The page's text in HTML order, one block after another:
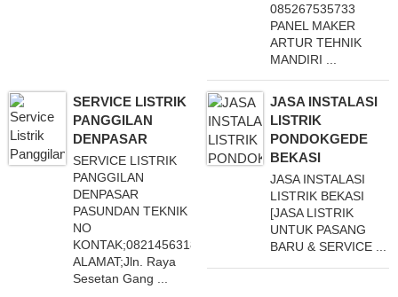
085267535733
PANEL MAKER
ARTUR TEHNIK
MANDIRI ...
SERVICE LISTRIK
PANGGILAN
DENPASAR
SERVICE LISTRIK
PANGGILAN
DENPASAR
PASUNDAN TEKNIK
NO
KONTAK;082145631817
ALAMAT;Jln. Raya
Sesetan Gang ...
JASA INSTALASI
LISTRIK
PONDOKGEDE
BEKASI
JASA INSTALASI
LISTRIK BEKASI
[JASA LISTRIK
UNTUK PASANG
BARU & SERVICE ...